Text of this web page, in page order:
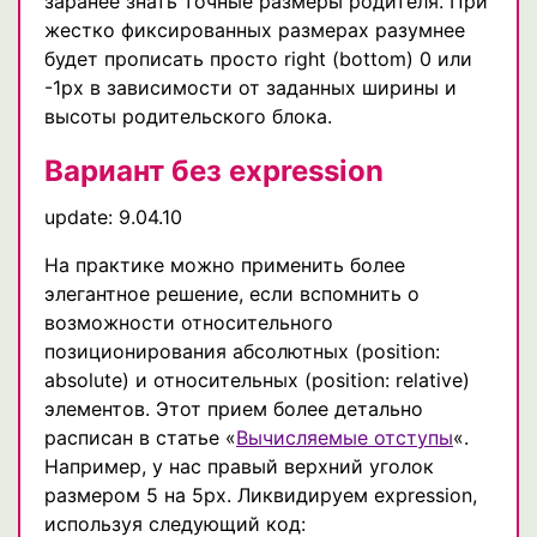
жестко фиксированных размерах разумнее
будет прописать просто right (bottom) 0 или
-1px в зависимости от заданных ширины и
высоты родительского блока.
Вариант без expression
update: 9.04.10
На практике можно применить более
элегантное решение, если вспомнить о
возможности относительного
позиционирования абсолютных (position:
absolute) и относительных (position: relative)
элементов. Этот прием более детально
расписан в статье «Вычисляемые отступы«.
Например, у нас правый верхний уголок
размером 5 на 5px. Ликвидируем expression,
иcпользуя следующий код: